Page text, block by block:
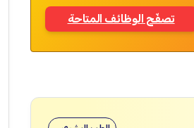
تصفّح الوظائف المتاحة